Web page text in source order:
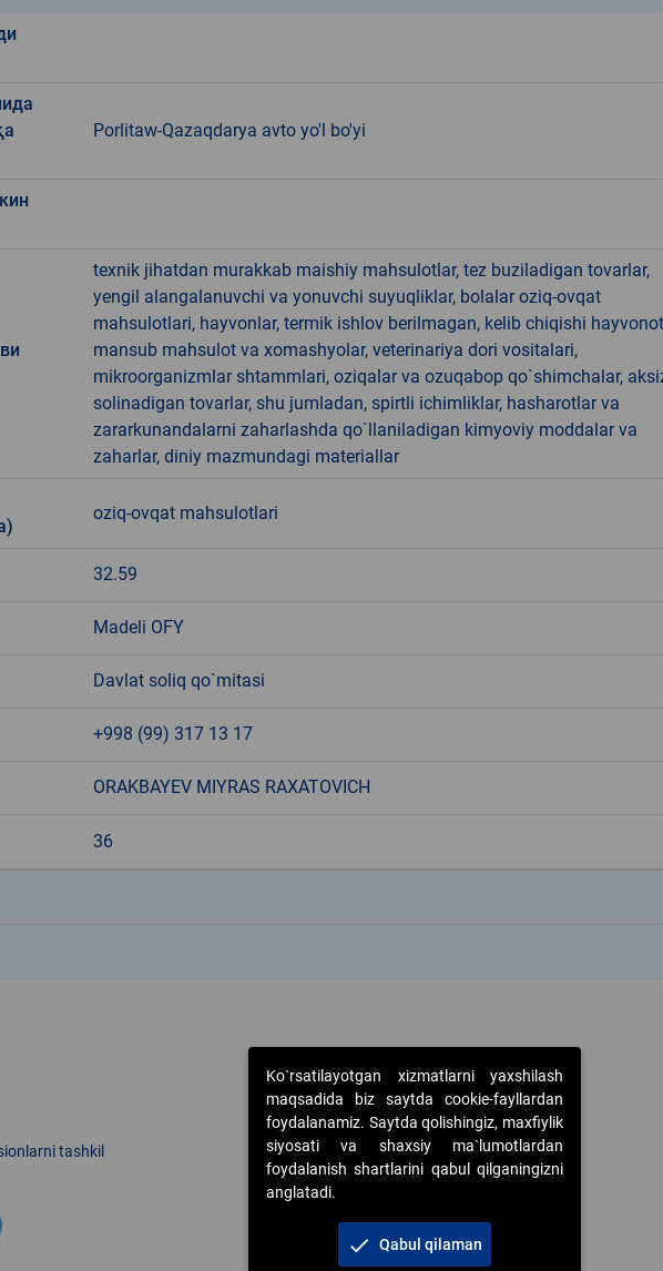
Porlitaw-Qazaqdarya avto yo'l bo'yi
texnik jihatdan murakkab maishiy mahsulotlar, tez buziladigan tovarlar,
yengil alangalanuvchi va yonuvchi suyuqliklar, bolalar oziq-ovqat
mahsulotlari, hayvonlar, termik ishlov berilmagan, kelib chiqishi
mansub mahsulot va xomashyolar, veterinariya dori vositalari,
mikroorganizmlar shtammlari, oziqalar va ozuqabop qo`shimchalar,
solinadigan tovarlar, shu jumladan, spirtli ichimliklar, hasharotlar va
zararkunandalarni zaharlashda qo`llaniladigan kimyoviy moddalar va
zaharlar, diniy mazmundagi materiallar
oziq-ovqat mahsulotlari
32.59
Madeli OFY
Davlat soliq qo`mitasi
+998 (99) 317 13 17
ORAKBAYEV MIYRAS RAXATOVICH
36
tashkil
Ko`rsatilayotgan xizmatlarni yaxshilash
maqsadida biz saytda cookie-fayllardan
foydalanamiz. Saytda qolishingiz, maxfiylik
siyosati va shaxsiy ma`lumotlardan
foydalanish shartlarini qabul qilganingizni
anglatadi.
check Qabul qilaman